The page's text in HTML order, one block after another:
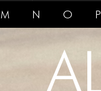
M N O P